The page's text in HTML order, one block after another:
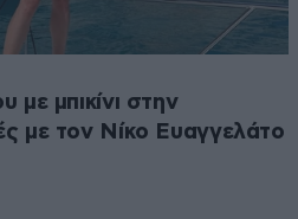
με μπικίνι στην
με τον Νίκο Ευαγγελάτο